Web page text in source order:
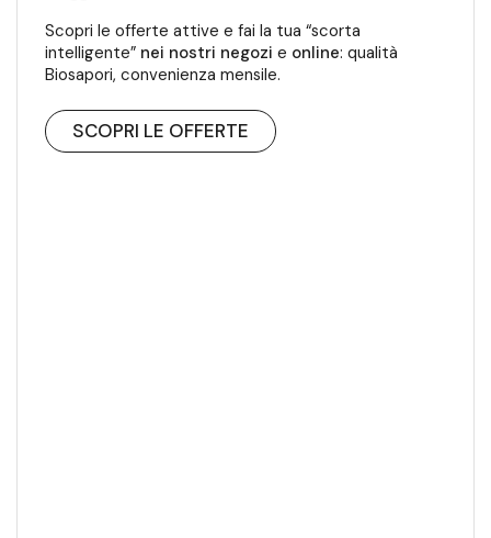
Scopri le offerte attive e fai la tua “scorta
intelligente” nei nostri negozi e online: qualità
Biosapori, convenienza mensile.
SCOPRI LE OFFERTE